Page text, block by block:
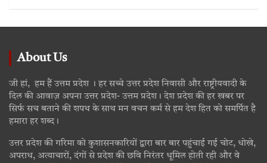
About Us
जी हां, हम हैं उत्तम प्रदेश । हर सच्चे उत्तर प्रदेश निवासी और राष्ट्रीयवादी के
दिल की आवाज़ अपना उत्तर प्रदेश- उत्तम प्रदेश। देश प्रदेश की हर खबर पर
सिर्फ सच बताने की शपथ के साथ मन वचन कर्म से हम देश हित को समर्पित है
हमारा हर शब्द।
उत्तर प्रदेश की गरिमा को कुशासनकारियों द्वारा बार बार पहुंचाई गई चोट, धोखे,
अपराध, अत्याचारों, दंगों से प्रदेश की छवि निरंतर धूमिल होती रही और वे